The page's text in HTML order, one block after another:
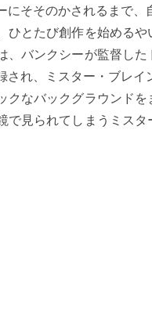
にそそのかされるまで、
ひとたび創作を始める
、バンクシーが監督し
され、ミスター・ブレイ
クなバックグラウンド
で見られてしまうミス